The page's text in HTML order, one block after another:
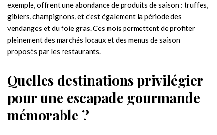
exemple, offrent une abondance de produits de saison : truffes,
gibiers, champignons, et c’est également la période des
vendanges et du foie gras. Ces mois permettent de profiter
pleinement des marchés locaux et des menus de saison
proposés par les restaurants.
Quelles destinations privilégier
pour une escapade gourmande
mémorable ?